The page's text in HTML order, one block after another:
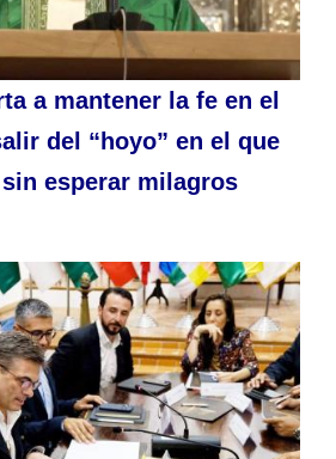
a mantener la fe en el
del “hoyo” en el que
esperar milagros